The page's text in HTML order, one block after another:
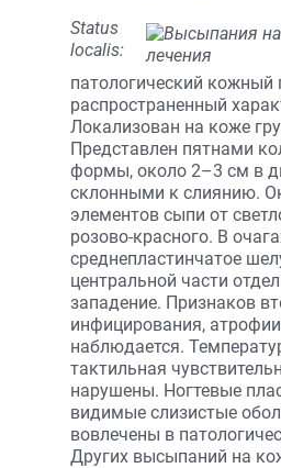
Status
localis:
патологический кожный
распространенный
Локализован на коже
Представлен пятнами
формы, около 2–3 см в
склонными к слиянию.
элементов сыпи от
розово-красного. В
среднепластинчатое
центральной части
западение. Признаков
инфицирования,
наблюдается.
тактильная
нарушены. Ногтевые
видимые слизистые
вовлечены в
Других высыпаний на